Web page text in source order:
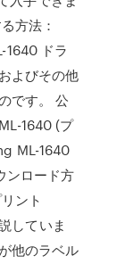
方法：
ドラ
よびその他
です。 公
1640 (プ
ML-1640
ロード方
ント
していま
他のラベル